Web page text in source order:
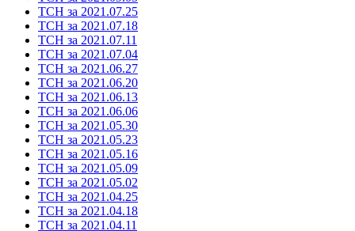
ТСН за 2021.07.25
ТСН за 2021.07.18
ТСН за 2021.07.11
ТСН за 2021.07.04
ТСН за 2021.06.27
ТСН за 2021.06.20
ТСН за 2021.06.13
ТСН за 2021.06.06
ТСН за 2021.05.30
ТСН за 2021.05.23
ТСН за 2021.05.16
ТСН за 2021.05.09
ТСН за 2021.05.02
ТСН за 2021.04.25
ТСН за 2021.04.18
ТСН за 2021.04.11